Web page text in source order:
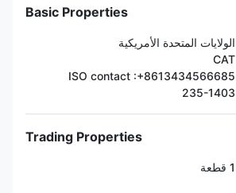
Basic Properties
الولايات المتحدة الأمريكية
CAT
ISO contact :+8613434566685
235-1403
Trading Properties
1 قطعة